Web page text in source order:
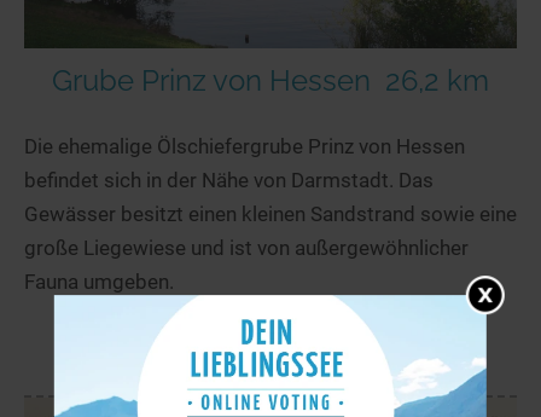
Grube Prinz von Hessen 26,2 km
Die ehemalige Ölschiefergrube Prinz von Hessen
befindet sich in der Nähe von Darmstadt. Das
Gewässer besitzt einen kleinen Sandstrand sowie eine
große Liegewiese und ist von außergewöhnlicher
Fauna umgeben.
mehr